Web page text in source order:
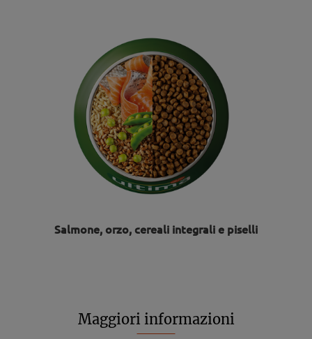
Salmone, orzo, cereali integrali e piselli
Maggiori informazioni